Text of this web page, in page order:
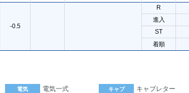
-0.5
R
進入
ST
着順
電気 電気一式 キャブ キャブレター